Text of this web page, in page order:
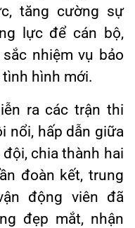
tăng cường sự
lực để cán bộ,
nhiệm vụ bảo
hình mới.
ra các trận thi
nổi, hấp dẫn giữa
chia thành hai
đoàn kết, trung
động viên đã
đẹp mắt, nhận